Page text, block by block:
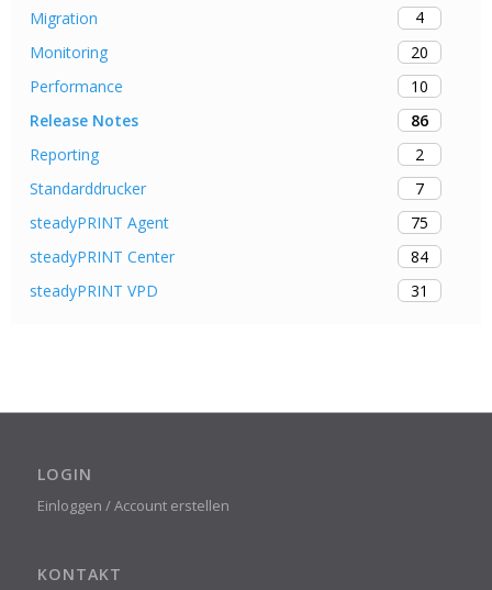
Migration
4
Monitoring
20
Performance
10
Release Notes
86
Reporting
2
Standarddrucker
7
steadyPRINT Agent
75
steadyPRINT Center
84
steadyPRINT VPD
31
LOGIN
Einloggen / Account erstellen
KONTAKT